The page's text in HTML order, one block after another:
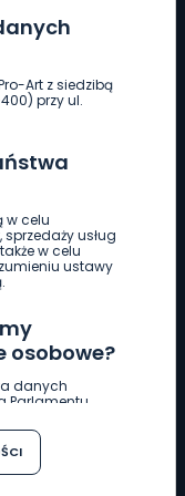
Art z siedzibą
przy ul.
w celu
usług
w celu
ustawy
osobowe?
danych
Parlamentu
z
uchylenia